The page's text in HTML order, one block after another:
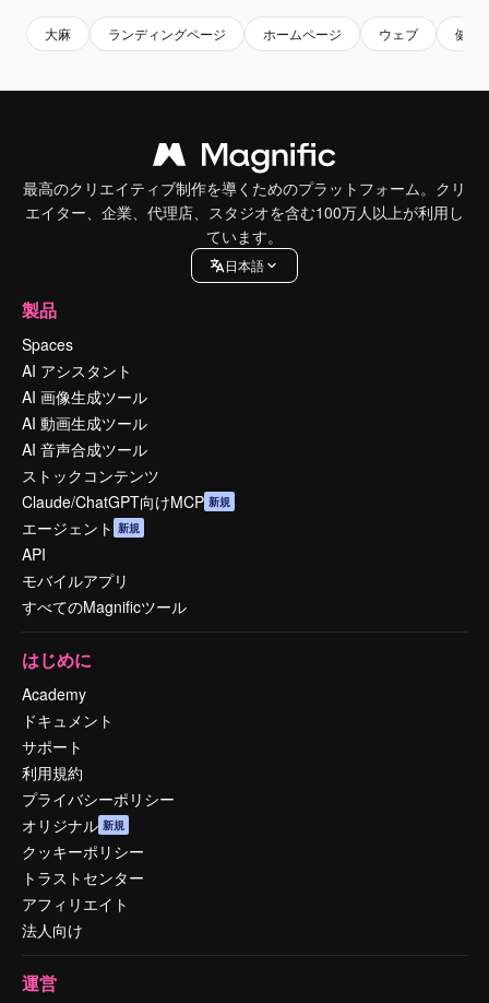
大麻 ランディングページ ホームページ ウェブ 健康
最高のクリエイティブ制作を導くためのプラットフォーム。クリ
エイター、企業、代理店、スタジオを含む100万人以上が利用し
ています。
日本語
製品
Spaces
AI アシスタント
AI 画像生成ツール
AI 動画生成ツール
AI 音声合成ツール
ストックコンテンツ
Claude/ChatGPT向けMCP 新規
エージェント 新規
API
モバイルアプリ
すべてのMagnificツール
はじめに
Academy
ドキュメント
サポート
利用規約
プライバシーポリシー
オリジナル 新規
クッキーポリシー
トラストセンター
アフィリエイト
法人向け
運営